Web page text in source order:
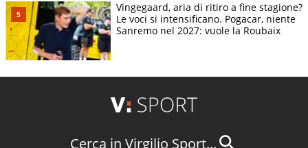
Vingegaard, aria di ritiro a fine stagione?
Le voci si intensificano. Pogacar, niente
Sanremo nel 2027: vuole la Roubaix
Cerca in Virgilio Sport...